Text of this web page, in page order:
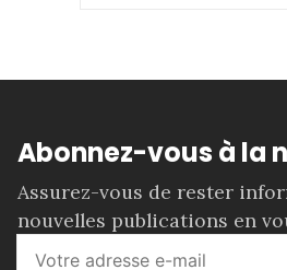
Abonnez-vous à la
Assurez-vous de rester
nouvelles publications en